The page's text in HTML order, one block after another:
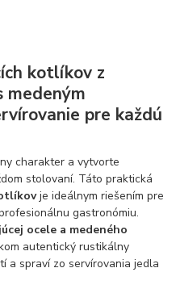
kotlíkov z
medeným
pre každú
charakter a vytvorte
stolovaní. Táto praktická
je ideálnym riešením pre
gastronómiu.
ocele a medeného
autentický rustikálny
a spraví zo servírovania jedla